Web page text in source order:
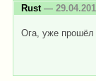
Rust —
Ога, уже прошёл